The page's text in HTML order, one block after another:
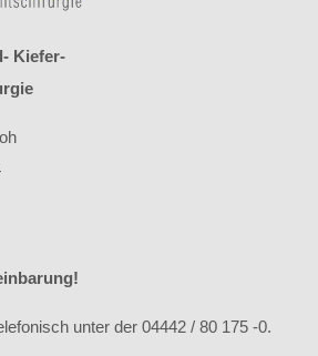
Kiefer-
unter der 04442 / 80 175 -0.